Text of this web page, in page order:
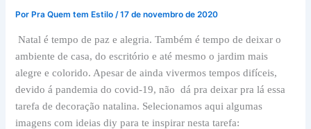
Por Pra Quem tem Estilo/17 de novembro de 2020
Natal é tempo de paz e alegria. Também é tempo de deixar o
ambiente de casa, do escritório e até mesmo o jardim mais
alegre e colorido. Apesar de ainda vivermos tempos difíceis,
devido á pandemia do covid-19, não dá pra deixar pra lá essa
tarefa de decoração natalina. Selecionamos aqui algumas
imagens com ideias diy para te inspirar nesta tarefa: